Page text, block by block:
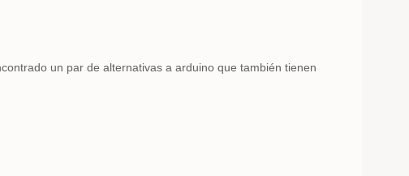
un par de alternativas a arduino que también tienen